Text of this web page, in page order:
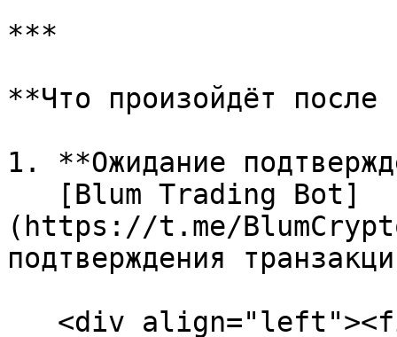
***
**Что произойдёт после
1. **Ожидание
(https://t.me/
подтверждения